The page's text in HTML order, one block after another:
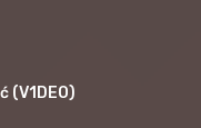
(V1DEO)